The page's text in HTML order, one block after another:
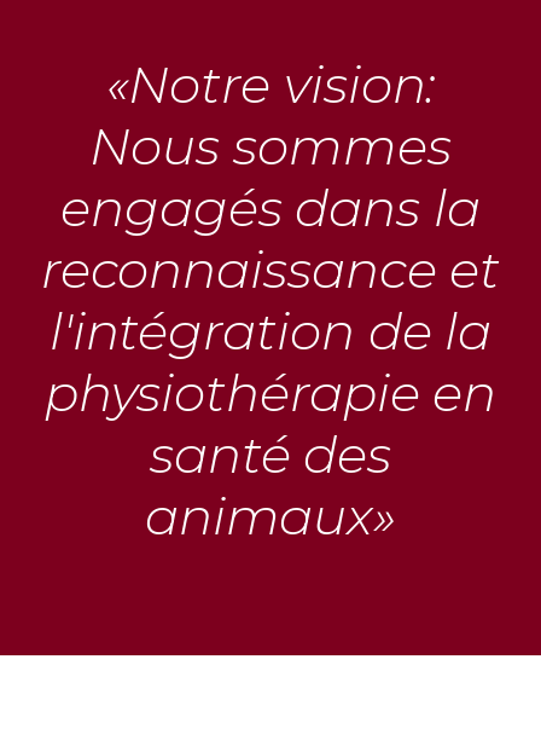
«Notre vision:
Nous sommes
engagés dans la
reconnaissance et
l'intégration de la
physiothérapie en
santé des
animaux»